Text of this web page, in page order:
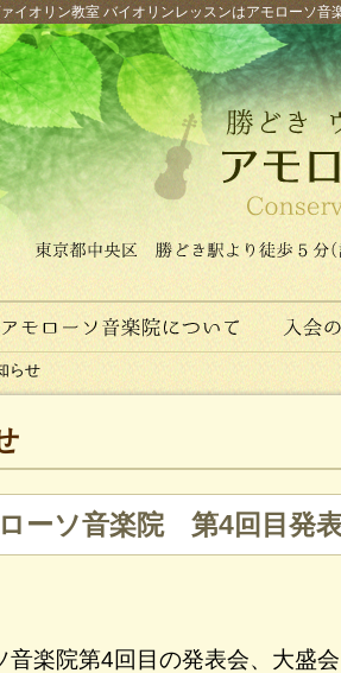
イオリン教室 バイオリンレッスンはアモローソ
らせ
ーソ音楽院 第4回目発
音楽院第4回目の発表会、大盛